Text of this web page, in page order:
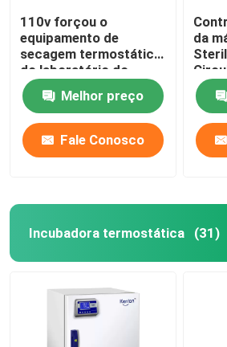
110v forçou o
equipamento de
secagem termostático
do laboratório do
forno de secagem
60Hz da convecção
Melhor preço
Fale Conosco
da
do
Incubadora termostática (31)